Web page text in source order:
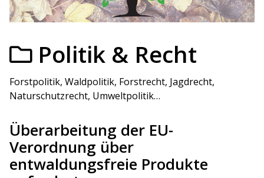
Politik & Recht
Forstpolitik, Waldpolitik, Forstrecht, Jagdrecht,
Naturschutzrecht, Umweltpolitik…
Überarbeitung der EU-
Verordnung über
entwaldungsfreie Produkte